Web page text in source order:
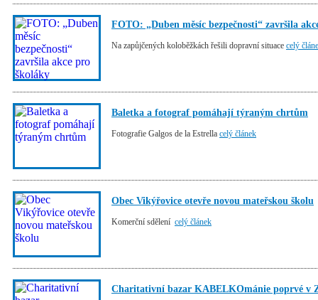
FOTO: „Duben měsíc bezpečnosti“ završila
Na zapůjčených koloběžkách řešili dopravní situace celý
Baletka a fotograf pomáhají týraným chrtům
Fotografie Galgos de la Estrella celý článek
Obec Vikýřovice otevře novou mateřskou školu
Komerční sdělení celý článek
Charitativní bazar KABELKOmánie poprvé v